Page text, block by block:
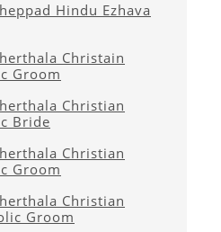
Hindu Ezhava
Christain
Groom
Christian
Bride
Christian
Groom
Christian
Groom